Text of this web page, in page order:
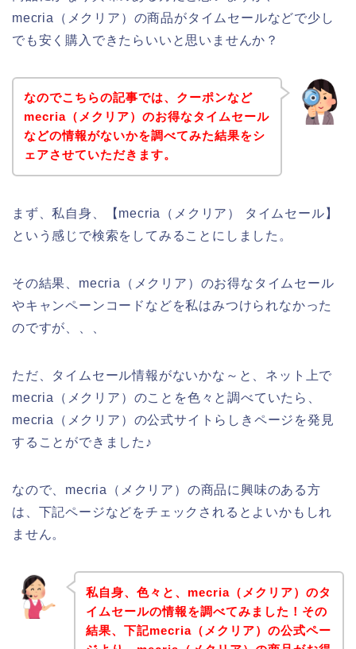
mecria（メクリア）の商品がタイムセールなどで少し
でも安く購入できたらいいと思いませんか？
なのでこちらの記事では、クーポンなど
mecria（メクリア）のお得なタイムセール
などの情報がないかを調べてみた結果をシ
ェアさせていただきます。
まず、私自身、【mecria（メクリア） タイムセール】
という感じで検索をしてみることにしました。
その結果、mecria（メクリア）のお得なタイムセール
やキャンペーンコードなどを私はみつけられなかった
のですが、、、
ただ、タイムセール情報がないかな～と、ネット上で
mecria（メクリア）のことを色々と調べていたら、
mecria（メクリア）の公式サイトらしきページを発見
することができました♪
なので、mecria（メクリア）の商品に興味のある方
は、下記ページなどをチェックされるとよいかもしれ
ません。
私自身、色々と、mecria（メクリア）のタ
イムセールの情報を調べてみました！その
結果、下記mecria（メクリア）の公式ペー